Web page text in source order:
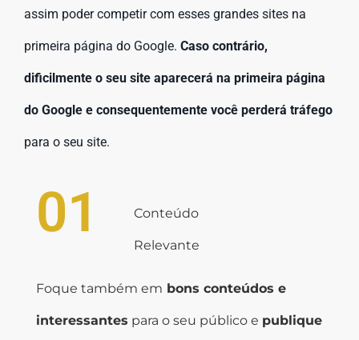
assim poder competir com esses grandes sites na
primeira página do Google. Caso contrário,
dificilmente o seu site aparecerá na primeira página
do Google e consequentemente você perderá tráfego
para o seu site.
01 Conteúdo
Relevante
Foque também em bons conteúdos e
interessantes para o seu público e publique